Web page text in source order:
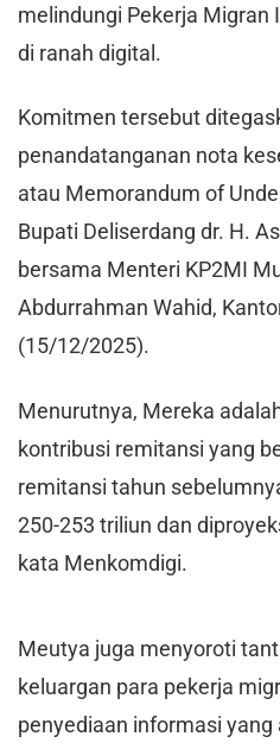
melindungi Pekerja Migran
di ranah digital.
Komitmen tersebut
penandatanganan nota
atau Memorandum of
Bupati Deliserdang dr. H.
bersama Menteri KP2MI
Abdurrahman Wahid,
(15/12/2025).
Menurutnya, Mereka
kontribusi remitansi yang
remitansi tahun
250-253 triliun dan
kata Menkomdigi.
Meutya juga menyoroti
keluargan para pekerja
penyediaan informasi